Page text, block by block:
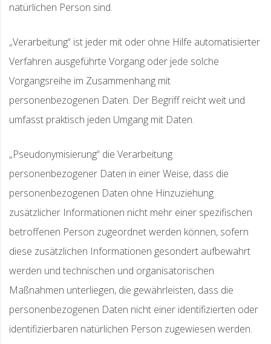
natürlichen Person sind.
„Verarbeitung“ ist jeder mit oder ohne Hilfe automatisierter
Verfahren ausgeführte Vorgang oder jede solche
Vorgangsreihe im Zusammenhang mit
personenbezogenen Daten. Der Begriff reicht weit und
umfasst praktisch jeden Umgang mit Daten.
„Pseudonymisierung“ die Verarbeitung
personenbezogener Daten in einer Weise, dass die
personenbezogenen Daten ohne Hinzuziehung
zusätzlicher Informationen nicht mehr einer spezifischen
betroffenen Person zugeordnet werden können, sofern
diese zusätzlichen Informationen gesondert aufbewahrt
werden und technischen und organisatorischen
Maßnahmen unterliegen, die gewährleisten, dass die
personenbezogenen Daten nicht einer identifizierten oder
identifizierbaren natürlichen Person zugewiesen werden.